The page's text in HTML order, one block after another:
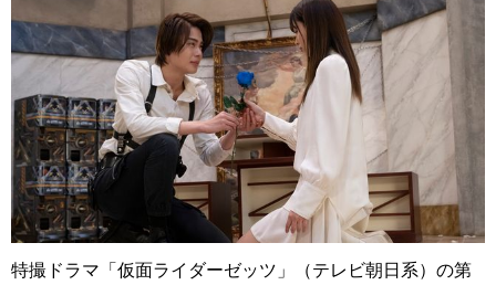
特撮ドラマ「仮面ライダーゼッツ」（テレビ朝日系）の第